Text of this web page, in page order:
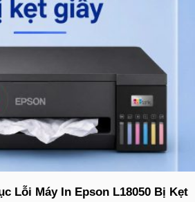
Lỗi Máy In Epson L18050 Bị Kẹt